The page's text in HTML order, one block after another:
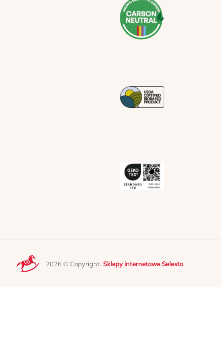
2026 © Copyright. Sklepy internetowe Selesto